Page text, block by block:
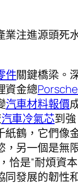
注進源頭死
件關鍵橋梁。
資金總
汽車材料報價
汽車冷氣芯到
鶴，它們像
，另一個是無
恰是“耐煩資
發展的韌性